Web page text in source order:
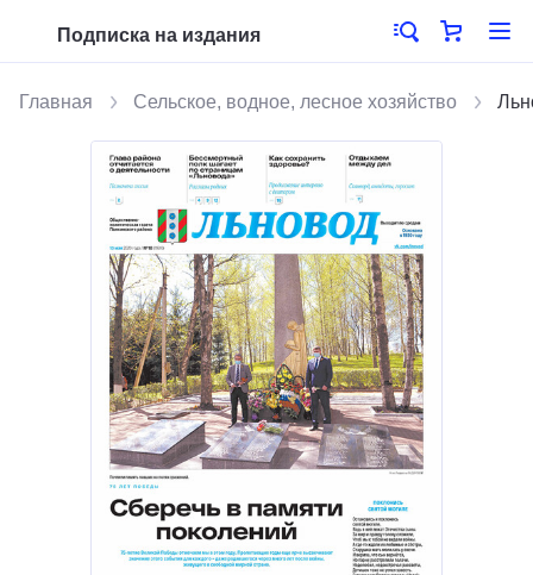
Подписка на издания
Главная Сельское, водное, лесное хозяйство